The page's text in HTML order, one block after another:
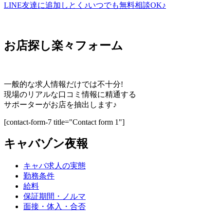
LINE友達に追加しとく♪いつでも無料相談OK♪
お店探し楽々フォーム
一般的な求人情報だけでは不十分!
現場のリアルな口コミ情報に精通する
サポーターがお店を抽出します♪
[contact-form-7 title="Contact form 1"]
キャバゾン夜報
キャバ求人の実態
勤務条件
給料
保証期間・ノルマ
面接・体入・合否